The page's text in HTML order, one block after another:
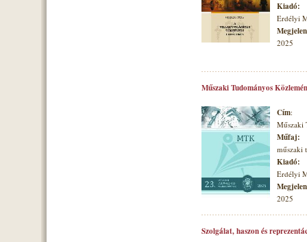
Kiadó:
Erdélyi
2025
Műszaki Tudományos
Cím:
Műszaki
Műfaj:
műszaki
Kiadó:
Erdélyi
2025
Szolgálat, haszon és